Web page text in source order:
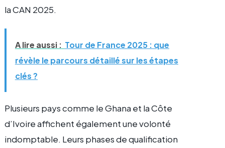
la CAN 2025.
A lire aussi : Tour de France 2025 : que
révèle le parcours détaillé sur les étapes
clés ?
Plusieurs pays comme le Ghana et la Côte
d’Ivoire affichent également une volonté
indomptable. Leurs phases de qualification